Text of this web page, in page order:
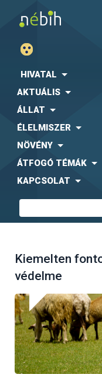
HIVATAL
AKTUÁLIS
ÁLLAT
ÉLELMISZER
NÖVÉNY
ÁTFOGÓ TÉMÁK
KAPCSOLAT
Kiemelten
védelme